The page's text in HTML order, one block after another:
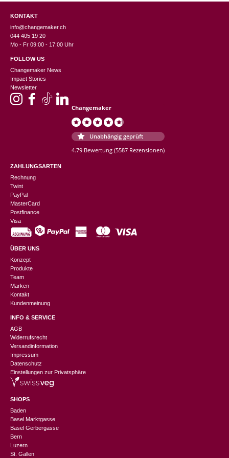
KONTAKT
info@changemaker.ch
044 405 19 20
Mo - Fr 09:00 - 17:00 Uhr
FOLLOW US
Changemaker News
Impact Stories
Newsletter
Changemaker
Unabhängig geprüft
4.79 Bewertung (5587 Rezensionen)
ZAHLUNGSARTEN
Rechnung
Twint
PayPal
MasterCard
Postfinance
Visa
ÜBER UNS
Konzept
Produkte
Team
Marken
Kontakt
Kundenmeinung
INFO & SERVICE
AGB
Widerrufsrecht
Versandinformation
Impressum
Datenschutz
Einstellungen zur Privatsphäre
SHOPS
Baden
Basel Marktgasse
Basel Gerbergasse
Bern
Luzern
St. Gallen